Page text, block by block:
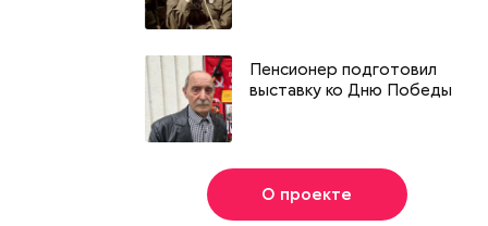
Пенсионер подготовил
выставку ко Дню Победы
О проекте